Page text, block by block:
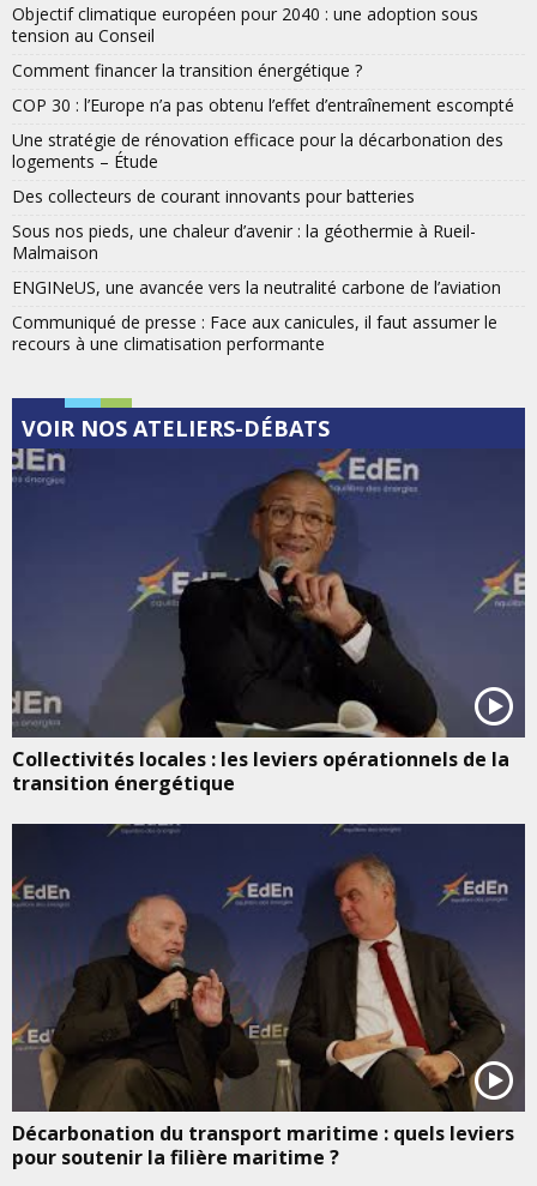
Objectif climatique européen pour 2040 : une adoption sous
tension au Conseil
Comment financer la transition énergétique ?
COP 30 : l’Europe n’a pas obtenu l’effet d’entraînement escompté
Une stratégie de rénovation efficace pour la décarbonation des
logements – Étude
Des collecteurs de courant innovants pour batteries
Sous nos pieds, une chaleur d’avenir : la géothermie à Rueil-
Malmaison
ENGINeUS, une avancée vers la neutralité carbone de l’aviation
Communiqué de presse : Face aux canicules, il faut assumer le
recours à une climatisation performante
VOIR NOS ATELIERS-DÉBATS
Collectivités locales : les leviers opérationnels de la
transition énergétique
Décarbonation du transport maritime : quels leviers
pour soutenir la filière maritime ?